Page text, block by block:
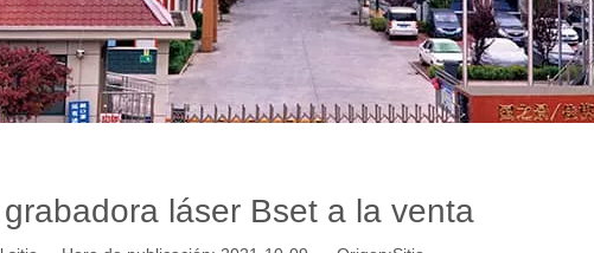
láser Bset a la venta